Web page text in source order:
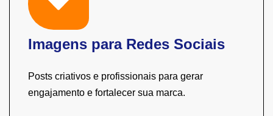
Imagens para Redes Sociais
Posts criativos e profissionais para gerar
engajamento e fortalecer sua marca.